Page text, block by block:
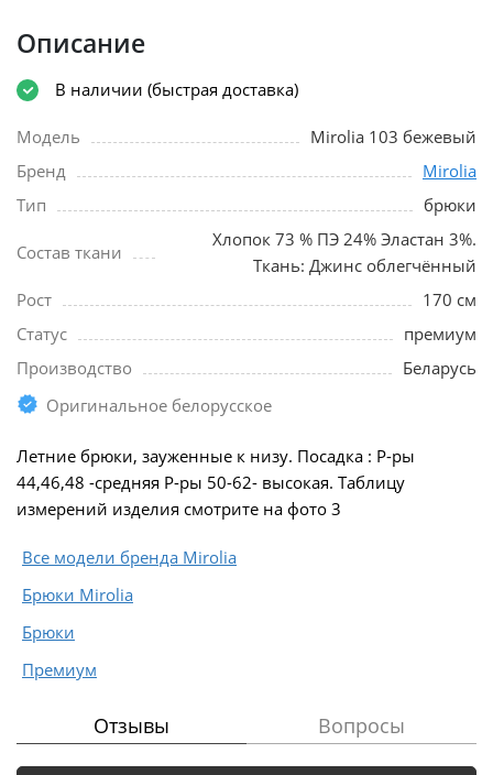
Описание
В наличии (быстрая доставка)
Модель
Mirolia 103 бежевый
Бренд
Mirolia
Тип
брюки
Состав ткани
Хлопок 73 % ПЭ 24% Эластан 3%.
Ткань: Джинс облегчённый
Рост
170 см
Статус
премиум
Производство
Беларусь
Оригинальное белорусское
Летние брюки, зауженные к низу. Посадка : Р-ры
44,46,48 -средняя Р-ры 50-62- высокая. Таблицу
измерений изделия смотрите на фото 3
Все модели бренда Mirolia
Брюки Mirolia
Брюки
Премиум
Отзывы Вопросы